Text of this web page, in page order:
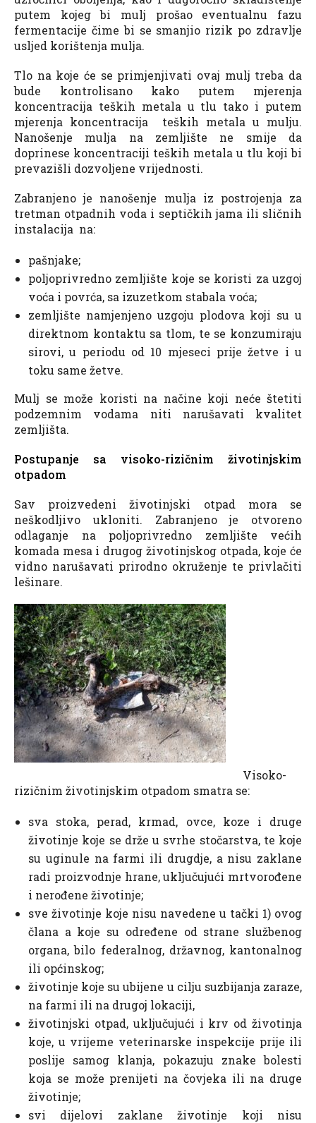
putem kojeg bi mulj prošao eventualnu fazu
fermentacije čime bi se smanjio rizik po zdravlje
usljed korištenja mulja.
Tlo na koje će se primjenjivati ovaj mulj treba da
bude kontrolisano kako putem mjerenja
koncentracija teških metala u tlu tako i putem
mjerenja koncentracija teških metala u mulju.
Nanošenje mulja na zemljište ne smije da
doprinese koncentraciji teških metala u tlu koji bi
prevazišli dozvoljene vrijednosti.
Zabranjeno je nanošenje mulja iz postrojenja za
tretman otpadnih voda i septičkih jama ili sličnih
instalacija na:
pašnjake;
poljoprivredno zemljište koje se koristi za uzgoj
voća i povrća, sa izuzetkom stabala voća;
zemljište namjenjeno uzgoju plodova koji su u
direktnom kontaktu sa tlom, te se konzumiraju
sirovi, u periodu od 10 mjeseci prije žetve i u
toku same žetve.
Mulj se može koristi na načine koji neće štetiti
podzemnim vodama niti narušavati kvalitet
zemljišta.
Postupanje sa visoko-rizičnim životinjskim
otpadom
Sav proizvedeni životinjski otpad mora se
neškodljivo ukloniti. Zabranjeno je otvoreno
odlaganje na poljoprivredno zemljište većih
komada mesa i drugog životinjskog otpada, koje će
vidno narušavati prirodno okruženje te privlačiti
lešinare.
Visoko-
rizičnim životinjskim otpadom smatra se:
sva stoka, perad, krmad, ovce, koze i druge
životinje koje se drže u svrhe stočarstva, te koje
su uginule na farmi ili drugdje, a nisu zaklane
radi proizvodnje hrane, uključujući mrtvorođene
i nerođene životinje;
sve životinje koje nisu navedene u tački 1) ovog
člana a koje su određene od strane službenog
organa, bilo federalnog, državnog, kantonalnog
ili općinskog;
životinje koje su ubijene u cilju suzbijanja zaraze,
na farmi ili na drugoj lokaciji,
životinjski otpad, uključujući i krv od životinja
koje, u vrijeme veterinarske inspekcije prije ili
poslije samog klanja, pokazuju znake bolesti
koja se može prenijeti na čovjeka ili na druge
životinje;
svi dijelovi zaklane životinje koji nisu